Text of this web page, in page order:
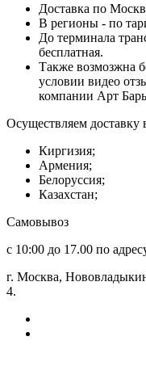
Доставка по
В регионы - по
До терминала
бесплатная.
Также возмозжна
условии видео
компании Арт
Осуществляем
Киргизия;
Армения;
Белоруссия;
Казахстан;
Самовывоз
с 10:00 до 17.00 по
г. Москва,
4.